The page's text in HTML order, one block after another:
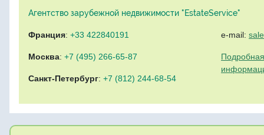
Агентство зарубежной недвижимости "EstateService"
Франция: +33 422840191
Москва: +7 (495) 266-65-87
Санкт-Петербург: +7 (812) 244-68-54
e-mail: